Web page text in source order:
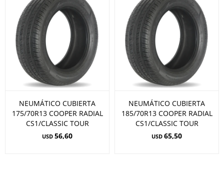
NEUMÁTICO CUBIERTA
175/70R13 COOPER RADIAL
CS1/CLASSIC TOUR
USD 56,60
NEUMÁTICO CUBIERTA
185/70R13 COOPER RADIAL
CS1/CLASSIC TOUR
USD 65,50